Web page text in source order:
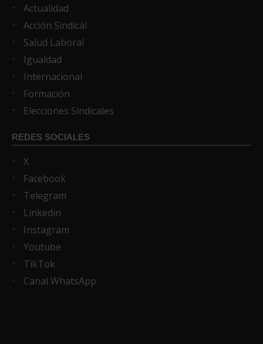
Actualidad
Acción Sindical
Salud Laboral
Igualdad
Internacional
Formación
Elecciones Sindicales
REDES SOCIALES
X
Facebook
Telegram
Linkedin
Instagram
Youtube
TikTok
Canal WhatsApp